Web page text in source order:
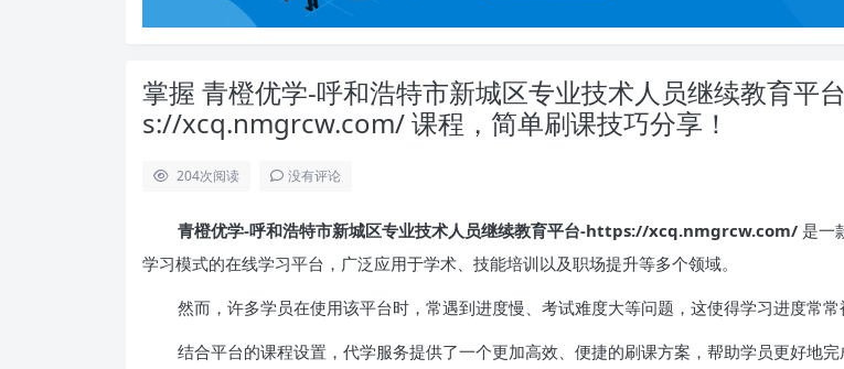
掌握 青橙优学-呼和浩特市新城区专业技术人员继续教育平
s://xcq.nmgrcw.com/ 课程，简单刷课技巧分享！
204次阅读 没有评论
青橙优学-呼和浩特市新城区专业技术人员继续教育平台-https://xcq.nmgrcw.com/ 是一
学习模式的在线学习平台，广泛应用于学术、技能培训以及职场提升等多个领域。
然而，许多学员在使用该平台时，常遇到进度慢、考试难度大等问题，这使得学习进度常常
结合平台的课程设置，代学服务提供了一个更加高效、便捷的刷课方案，帮助学员更好地